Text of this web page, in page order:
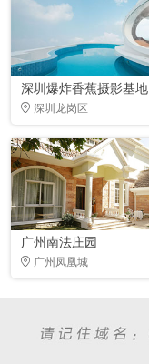
深圳爆炸香蕉摄影基地
深圳龙岗区
广州南法庄园
广州凤凰城